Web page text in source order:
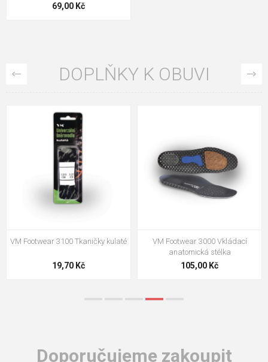
69,00 Kč
DOPLŇKY K OBUVI
VM Footwear 3100 Tkaničky kulaté
19,70 Kč
VM Footwear 3000 Vkládací
anatomická stélka
105,00 Kč
Doporučujeme zakoupit